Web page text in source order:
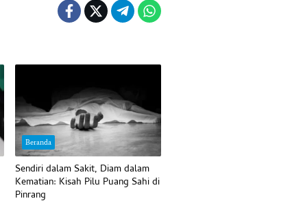
Beranda
Sendiri dalam Sakit, Diam dalam
Kematian: Kisah Pilu Puang Sahi di
Pinrang